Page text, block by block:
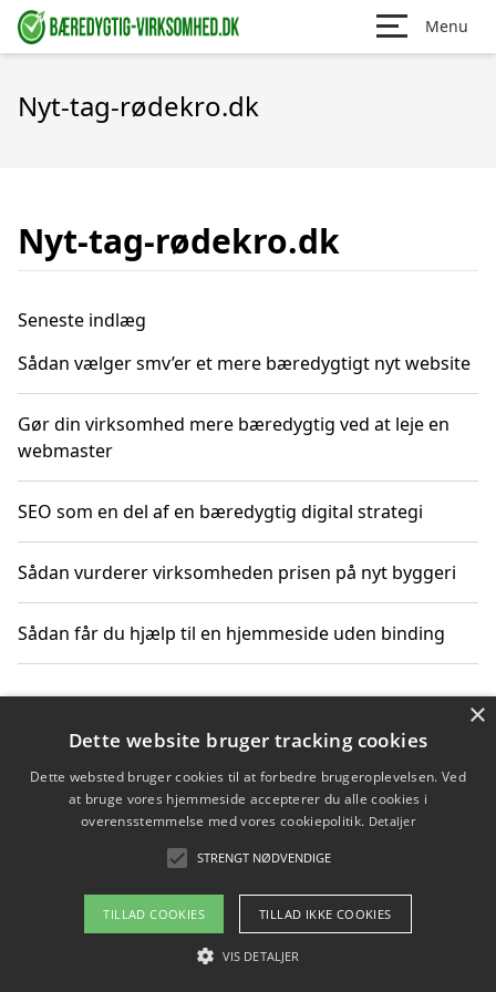
Menu
Nyt-tag-rødekro.dk
Nyt-tag-rødekro.dk
Seneste indlæg
Sådan vælger smv’er et mere bæredygtigt nyt website
Gør din virksomhed mere bæredygtig ved at leje en
webmaster
SEO som en del af en bæredygtig digital strategi
Sådan vurderer virksomheden prisen på nyt byggeri
Sådan får du hjælp til en hjemmeside uden binding
Copyright 2026 - Pilanto Aps
Om / kontakt
Blog Betingelser
×
Dette website bruger tracking cookies
Dette websted bruger cookies til at forbedre brugeroplevelsen. Ved
at bruge vores hjemmeside accepterer du alle cookies i
overensstemmelse med vores cookiepolitik. Detaljer
STRENGT NØDVENDIGE
TILLAD COOKIES TILLAD IKKE COOKIES
VIS DETALJER